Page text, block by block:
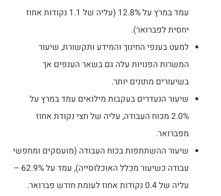
עמד במרץ על 12.8% (עליה של 1.1 נקודות אחוז
יחסית לפברואר).
למעט בענפי החינוך והמידע ותקשורת, שיעור
המשרות הפנויות עלה גם בשאר הענפים אך
בשיעורים מתונים יותר.
שיעור הנעדרים בעקבות מילואים עמד במרץ על
2.0% מכוח העבודה, עליה של חצי נקודת אחוז
מפברואר.
שיעור ההשתתפות בכוח העבודה (מועסקים ומחפשי
עבודה כשיעור מכלל האוכלוסייה), עמד על 62.9% –
עליה של 0.4 נקודות אחוז לעומת חודש פברואר.